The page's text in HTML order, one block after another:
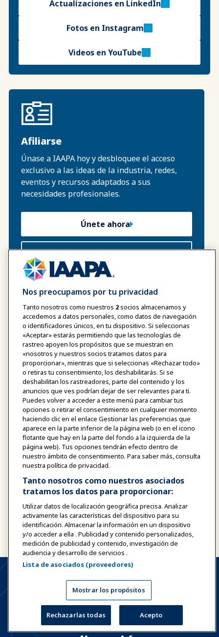
Actualizaciones en LinkedIn
Fotos en Instagram
Videos en YouTube
Afiliarse
Únase a IAAPA hoy y desbloquee el acceso
exclusivo a las ideas de la industria, redes,
eventos y recursos adaptados a sus
necesidades profesionales.
Únete ahora
Ventajas para los miembros
Díganos lo que piensa
Sus comentarios son anónimos y sólo los utilizaremos
para mejorar este sitio web y los servicios para
miembros de IAAPA
¿Le ha resultado útil esta página?
Sí No
Responda a nuestra encuesta de 5
minutos
Envíe sus comentarios
Póngase en contacto con nosotros
Conecta con las historias
reales que hay detrás de la
Nos preocupamos por tu privacidad
Tanto nosotros como nuestros 2socios almacenamos y
accedemos a datos personales, como datos de navegación
o identificadores únicos, en tu dispositivo. Si seleccionas
«Aceptar» estarás permitiendo que las tecnologías de
rastreo apoyen los propósitos que se muestran en
«nosotros y nuestros socios tratamos datos para
proporcionar», mientras que si seleccionas «Rechazar todo»
o retiras tu consentimiento, los deshabilitarás. Si se
deshabilitan los rastreadores, parte del contenido y los
anuncios que ves podrían dejar de ser relevantes para ti.
Puedes volver a acceder a este menú para cambiar tus
opciones o retirar el consentimiento en cualquier momento
haciendo clic en el enlace Gestionar las preferencias que
aparece en la parte inferior de la página web (o en el icono
flotante que hay en la parte del fondo a la izquierda de la
página web). Tus opciones tendrán efecto dentro de
nuestro ámbito de consentimiento. Para saber más, consulta
nuestra política de privacidad.
Tanto nosotros como nuestros asociados
tratamos los datos para proporcionar:
Utilizar datos de localización geográfica precisa. Analizar
activamente las características del dispositivo para su
identificación. Almacenar la información en un dispositivo
y/o acceder a ella . Publicidad y contenido personalizados,
medición de publicidad y contenido, investigación de
audiencia y desarrollo de servicios .
Lista de asociados (proveedores)
Mostrar los propósitos
Rechazarlas todas Acepto